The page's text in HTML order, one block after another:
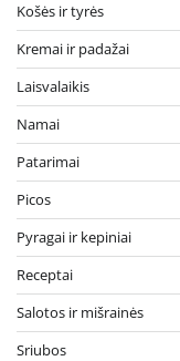
Košės ir tyrės
Kremai ir padažai
Laisvalaikis
Namai
Patarimai
Picos
Pyragai ir kepiniai
Receptai
Salotos ir mišrainės
Sriubos